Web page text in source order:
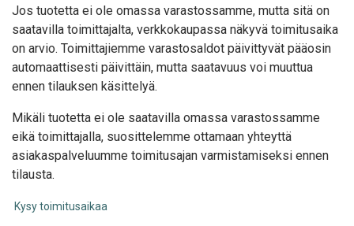
Jos tuotetta ei ole omassa varastossamme, mutta sitä on
saatavilla toimittajalta, verkkokaupassa näkyvä toimitusaika
on arvio. Toimittajiemme varastosaldot päivittyvät pääosin
automaattisesti päivittäin, mutta saatavuus voi muuttua
ennen tilauksen käsittelyä.
Mikäli tuotetta ei ole saatavilla omassa varastossamme
eikä toimittajalla, suosittelemme ottamaan yhteyttä
asiakaspalveluumme toimitusajan varmistamiseksi ennen
tilausta.
Kysy toimitusaikaa